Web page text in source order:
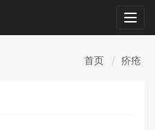
首页 疥疮